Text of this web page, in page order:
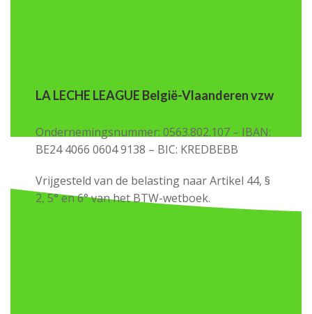
LA LECHE LEAGUE België-Vlaanderen vzw
Ondernemingsnummer: 0563.802.107 – IBAN:
BE24 4066 0604 9138 – BIC: KREDBEBB
Vrijgesteld van de belasting naar Artikel 44, §
2, 5° en 6° van het BTW-wetboek.